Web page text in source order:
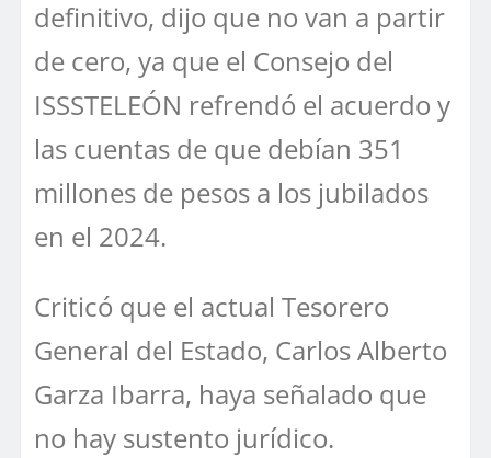
definitivo, dijo que no van a partir
de cero, ya que el Consejo del
ISSSTELEÓN refrendó el acuerdo y
las cuentas de que debían 351
millones de pesos a los jubilados
en el 2024.
Criticó que el actual Tesorero
General del Estado, Carlos Alberto
Garza Ibarra, haya señalado que
no hay sustento jurídico.